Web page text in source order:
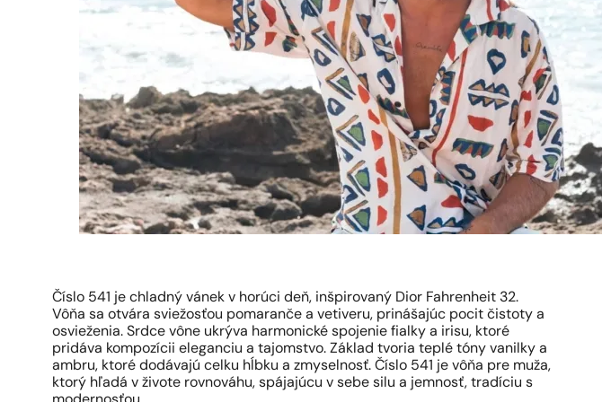
Číslo 541 je chladný vánek v horúci deň, inšpirovaný Dior Fahrenheit 32.
Vôňa sa otvára sviežosťou pomaranče a vetiveru, prinášajúc pocit čistoty a
osvieženia. Srdce vône ukrýva harmonické spojenie fialky a irisu, ktoré
pridáva kompozícii eleganciu a tajomstvo. Základ tvoria teplé tóny vanilky a
ambru, ktoré dodávajú celku hĺbku a zmyselnosť. Číslo 541 je vôňa pre muža,
ktorý hľadá v živote rovnováhu, spájajúcu v sebe silu a jemnosť, tradíciu s